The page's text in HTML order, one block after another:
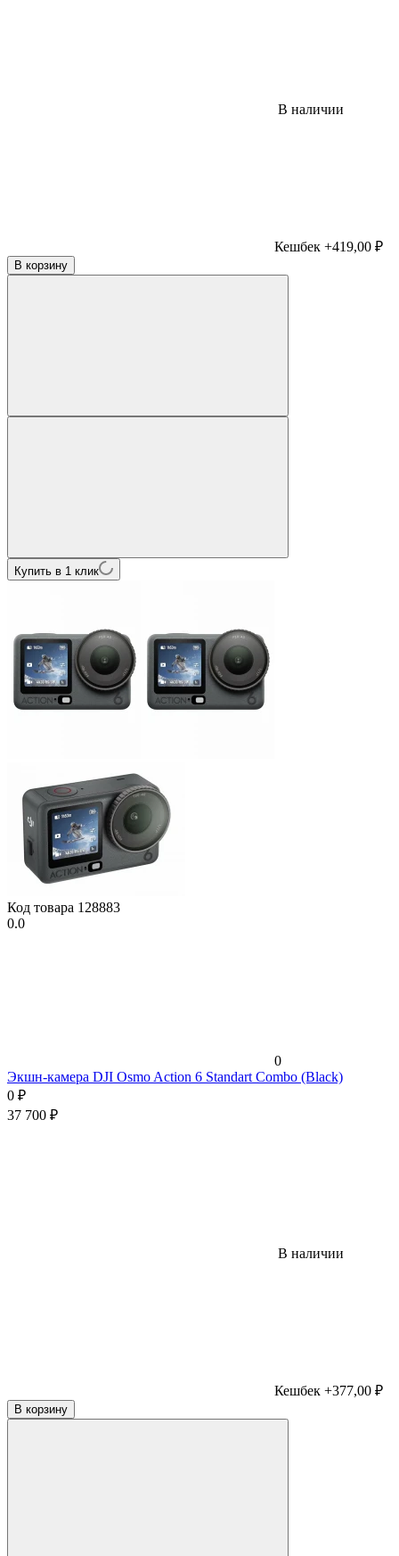
В наличии
Кешбек +419,00 ₽
В корзину
Купить в 1 клик
Код товара 128883
0.0
0
Экшн-камера DJI Osmo Action 6 Standart Combo (Black)
0 ₽
37 700 ₽
В наличии
Кешбек +377,00 ₽
В корзину